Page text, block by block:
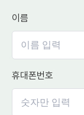
이름
휴대폰번호